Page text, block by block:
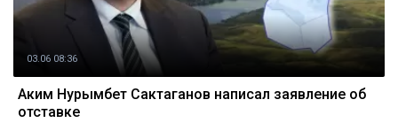
03.06 08:36
Аким Нурымбет Сактаганов написал заявление об
отставке